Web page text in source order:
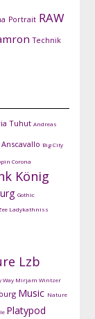
Portrait RAW
Technik
Tuhut Andreas
Anscavallo Big City
Corona
König
Gothic
Ladykathniss
Lzb
Way Mirjam Wintzer
Music Nature
Platypod